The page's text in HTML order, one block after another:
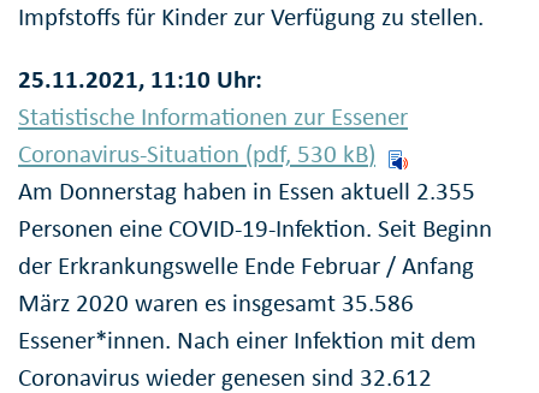
Impfstoffs für Kinder zur Verfügung zu stellen.
25.11.2021, 11:10 Uhr:
Statistische Informationen zur Essener
Coronavirus-Situation (pdf, 530 kB)
Am Donnerstag haben in Essen aktuell 2.355
Personen eine COVID-19-Infektion. Seit Beginn
der Erkrankungswelle Ende Februar / Anfang
März 2020 waren es insgesamt 35.586
Essener*innen. Nach einer Infektion mit dem
Coronavirus wieder genesen sind 32.612